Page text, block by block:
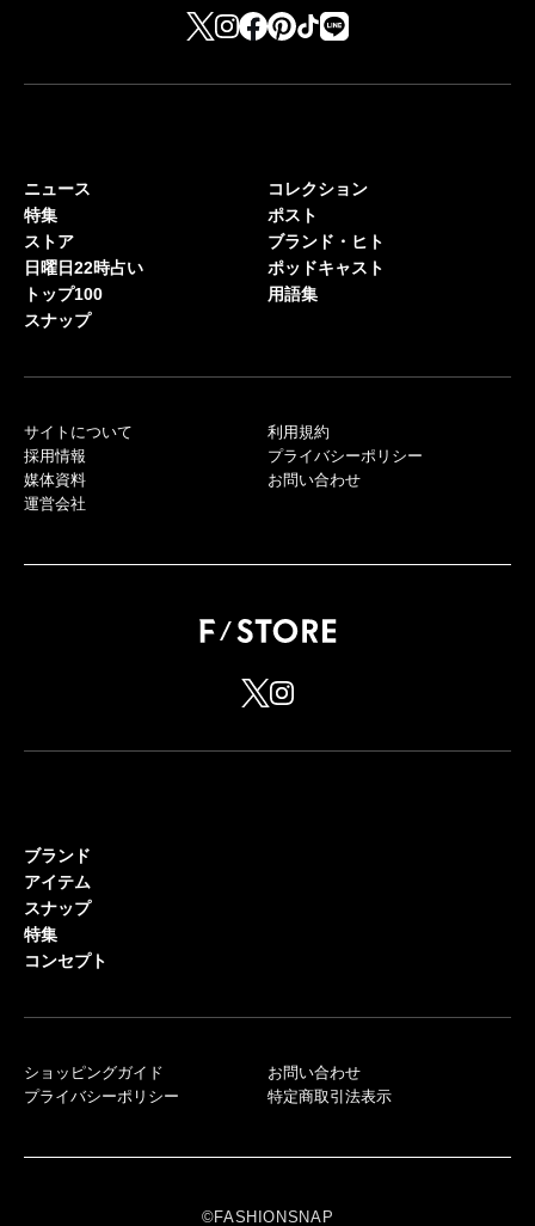
ニュース
特集
ストア
日曜日22時占い
トップ100
スナップ
コレクション
ポスト
ブランド・ヒト
ポッドキャスト
用語集
サイトについて
採用情報
媒体資料
運営会社
利用規約
プライバシーポリシー
お問い合わせ
ブランド
アイテム
スナップ
特集
コンセプト
ショッピングガイド
プライバシーポリシー
お問い合わせ
特定商取引法表示
©FASHIONSNAP